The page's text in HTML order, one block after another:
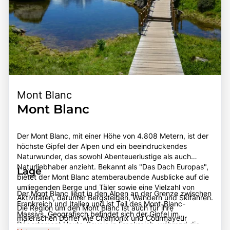
Mont Blanc
Mont Blanc
Der Mont Blanc, mit einer Höhe von 4.808 Metern, ist der
höchste Gipfel der Alpen und ein beeindruckendes
Naturwunder, das sowohl Abenteuerlustige als auch
Naturliebhaber anzieht. Bekannt als "Das Dach Europas",
bietet der Mont Blanc atemberaubende Ausblicke auf die
umliegenden Berge und Täler sowie eine Vielzahl von
Aktivitäten, darunter Bergsteigen, Wandern und Skifahren.
Die Region um den Mont Blanc ist auch für ihre
malerischen Dörfer wie Chamonix und Courmayeur
bekannt, die eine charmante alpine Atmosphäre bieten
Lage
Der Mont Blanc liegt in den Alpen an der Grenze zwischen
Frankreich und Italien und ist Teil des Mont-Blanc-
Massivs. Geografisch befindet sich der Gipfel im
Département Haute-Savoie in Frankreich, während die